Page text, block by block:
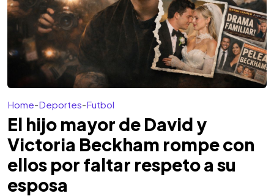
Home-Deportes-Futbol
El hijo mayor de David y
Victoria Beckham rompe con
ellos por faltar respeto a su
esposa